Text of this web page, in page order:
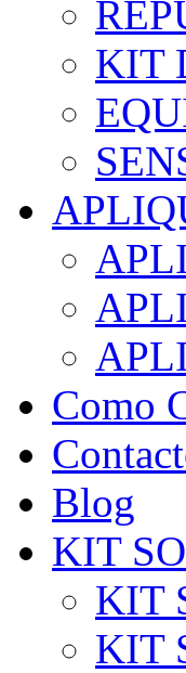
KIT
Como
Blog
KIT
KIT
KIT